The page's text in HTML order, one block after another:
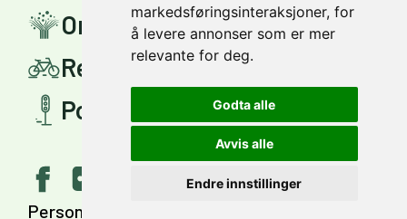
markedsføringsinteraksjoner, for
å levere annonser som er mer
relevante for deg.
Godta alle
Avvis alle
Endre innstillinger
Om Miljøpakken
Reis smartere
Politisk styring
Personvern